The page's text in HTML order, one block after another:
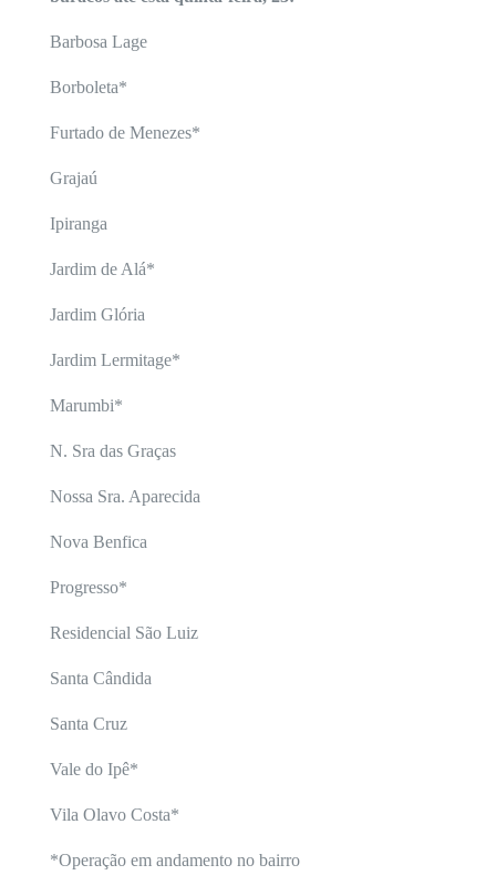
Barbosa Lage
Borboleta*
Furtado de Menezes*
Grajaú
Ipiranga
Jardim de Alá*
Jardim Glória
Jardim Lermitage*
Marumbi*
N. Sra das Graças
Nossa Sra. Aparecida
Nova Benfica
Progresso*
Residencial São Luiz
Santa Cândida
Santa Cruz
Vale do Ipê*
Vila Olavo Costa*
*Operação em andamento no bairro